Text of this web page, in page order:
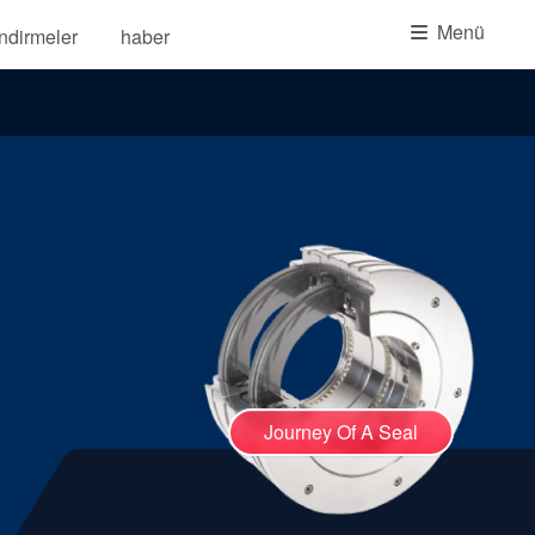
haber Menü
Journey Of A Seal